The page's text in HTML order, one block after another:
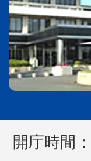
開庁時間：